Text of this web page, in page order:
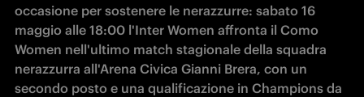
occasione per sostenere le nerazzurre: sabato 16
maggio alle 18:00 l'Inter Women affronta il Como
Women nell'ultimo match stagionale della squadra
nerazzurra all'Arena Civica Gianni Brera, con un
secondo posto e una qualificazione in Champions da